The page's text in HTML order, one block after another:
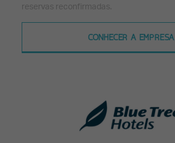
reservas reconfirmadas.
CONHECER A EMPRESA